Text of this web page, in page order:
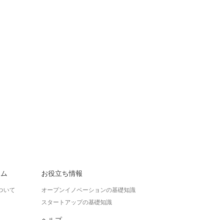
いて
お役立ち情報
オープンイノベーションの基礎知識
スタートアップの基礎知識